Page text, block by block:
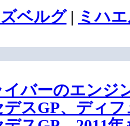
ベルグ| ミハ
バーのエンジ
デスGP、ディ